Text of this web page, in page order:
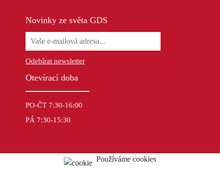
Novinky ze světa GDS
Odebírat newsletter
Otevírací doba
PO-ČT 7:30-16:00
PÁ 7:30-15:30
Používáme cookies